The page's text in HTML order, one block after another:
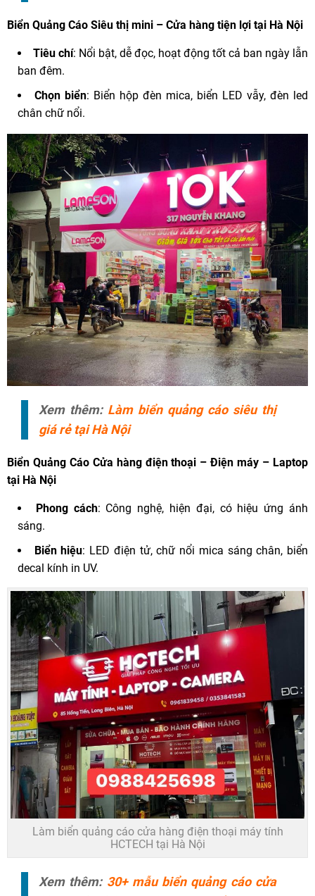
Biển Quảng Cáo Siêu thị mini – Cửa hàng tiện lợi tại Hà Nội
Tiêu chí: Nổi bật, dễ đọc, hoạt động tốt cả ban ngày lẫn
ban đêm.
Chọn biển: Biển hộp đèn mica, biển LED vẫy, đèn led
chân chữ nổi.
Xem thêm: Làm biển quảng cáo siêu thị
giá rẻ tại Hà Nội
Biển Quảng Cáo Cửa hàng điện thoại – Điện máy – Laptop
tại Hà Nội
Phong cách: Công nghệ, hiện đại, có hiệu ứng ánh
sáng.
Biển hiệu: LED điện tử, chữ nổi mica sáng chân, biển
decal kính in UV.
Làm biển quảng cáo cửa hàng điện thoại máy tính
HCTECH tại Hà Nội
Xem thêm: 30+ mẫu biển quảng cáo cửa